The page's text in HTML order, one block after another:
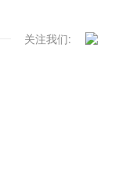
关注我们: